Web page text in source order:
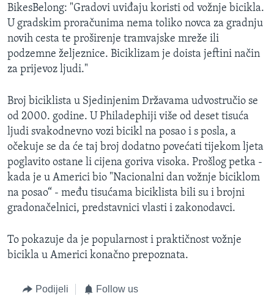
BikesBelong: "Gradovi uviđaju koristi od vožnje bicikla.
U gradskim proračunima nema toliko novca za gradnju
novih cesta te proširenje tramvajske mreže ili
podzemne željeznice. Biciklizam je doista jeftini način
za prijevoz ljudi."
Broj biciklista u Sjedinjenim Državama udvostručio se
od 2000. godine. U Philadephiji više od deset tisuća
ljudi svakodnevno vozi bicikl na posao i s posla, a
očekuje se da će taj broj dodatno povećati tijekom ljeta
poglavito ostane li cijena goriva visoka. Prošlog petka -
kada je u Americi bio "Nacionalni dan vožnje biciklom
na posao“ - među tisućama biciklista bili su i brojni
gradonačelnici, predstavnici vlasti i zakonodavci.
To pokazuje da je popularnost i praktičnost vožnje
bicikla u Americi konačno prepoznata.
Podijeli Follow us